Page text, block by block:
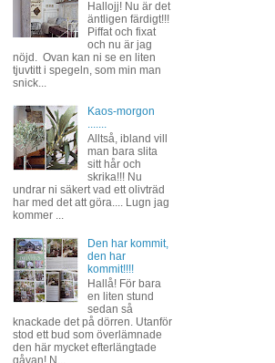
Hallojj! Nu är det
äntligen färdigt!!!
Piffat och fixat
och nu är jag
nöjd. Ovan kan ni se en liten
tjuvtitt i spegeln, som min man
snick...
Kaos-morgon
Alltså, ibland vill
man bara slita
sitt hår och
skrika!!! Nu
undrar ni säkert vad ett olivträd
har med det att göra.... Lugn jag
kommer ...
Den har kommit,
den har
kommit!!!!
Hallå! För bara
en liten stund
sedan så
knackade det på dörren. Utanför
stod ett bud som överlämnade
den här mycket efterlängtade
gåvan! N...